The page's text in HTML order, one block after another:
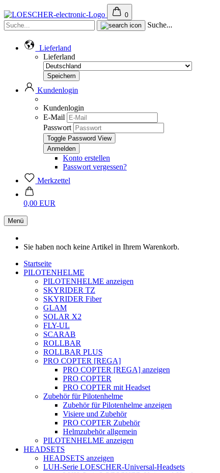
0
Suche...
Lieferland
Lieferland
Kundenlogin
Kundenlogin
E-Mail
Passwort
Toggle Password View
Konto erstellen
Passwort vergessen?
Merkzettel
0,00 EUR
Menü
Sie haben noch keine Artikel in Ihrem Warenkorb.
Startseite
PILOTENHELME
PILOTENHELME anzeigen
SKYRIDER TZ
SKYRIDER Fiber
GLAM
SOLAR X2
FLY-UL
SCARAB
ROLLBAR
ROLLBAR PLUS
PRO COPTER [REGA]
PRO COPTER [REGA] anzeigen
PRO COPTER
PRO COPTER mit Headset
Zubehör für Pilotenhelme
Zubehör für Pilotenhelme anzeigen
Visiere und Zubehör
PRO COPTER Zubehör
Helmzubehör allgemein
PILOTENHELME anzeigen
HEADSETS
HEADSETS anzeigen
LUH-Serie LOESCHER-Universal-Headsets